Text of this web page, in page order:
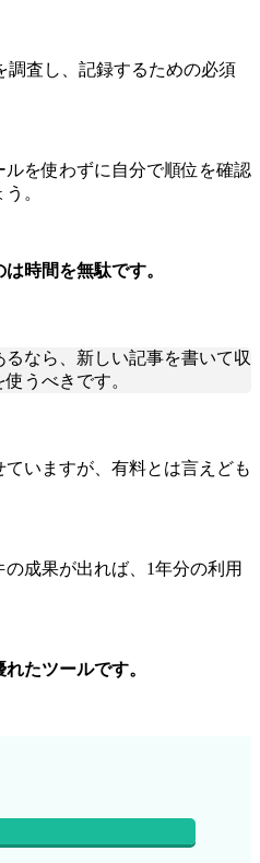
調査し、記録するための必須
を使わずに自分で順位を確認
。
時間を無駄です。
なら、新しい記事を書いて収
うべきです。
いますが、有料とは言えども
成果が出れば、1年分の利用
たツールです。